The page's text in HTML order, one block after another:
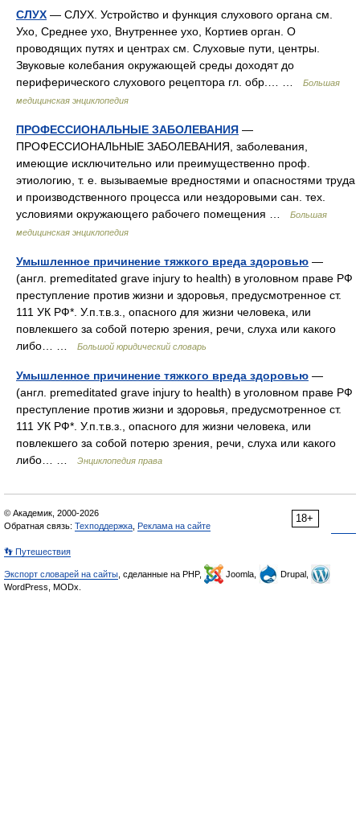
СЛУХ — СЛУХ. Устройство и функция слухового органа см.
Ухо, Среднее ухо, Внутреннее ухо, Кортиев орган. О
проводящих путях и центрах см. Слуховые пути, центры.
Звуковые колебания окружающей среды доходят до
периферического слухового рецептора гл. обр.… …
Большая
медицинская энциклопедия
ПРОФЕССИОНАЛЬНЫЕ ЗАБОЛЕВАНИЯ —
ПРОФЕССИОНАЛЬНЫЕ ЗАБОЛЕВАНИЯ, заболевания,
имеющие исключительно или преимущественно проф.
этиологию, т. е. вызываемые вредностями и опасностями труда
и производственного процесса или нездоровыми сан. тех.
условиями окружающего рабочего помещения …
Большая
медицинская энциклопедия
Умышленное причинение тяжкого вреда здоровью —
(англ. premeditated grave injury to health) в уголовном праве РФ
преступление против жизни и здоровья, предусмотренное ст.
111 УК РФ*. У.п.т.в.з., опасного для жизни человека, или
повлекшего за собой потерю зрения, речи, слуха или какого
либо… …
Большой юридический словарь
Умышленное причинение тяжкого вреда здоровью —
(англ. premeditated grave injury to health) в уголовном праве РФ
преступление против жизни и здоровья, предусмотренное ст.
111 УК РФ*. У.п.т.в.з., опасного для жизни человека, или
повлекшего за собой потерю зрения, речи, слуха или какого
либо… …
Энциклопедия права
18+
© Академик, 2000-2026
Обратная связь: Техподдержка Реклама на сайте
👣 Путешествия
Экспорт словарей на сайты , сделанные на PHP, Joomla,
Drupal,
WordPress, MODx.